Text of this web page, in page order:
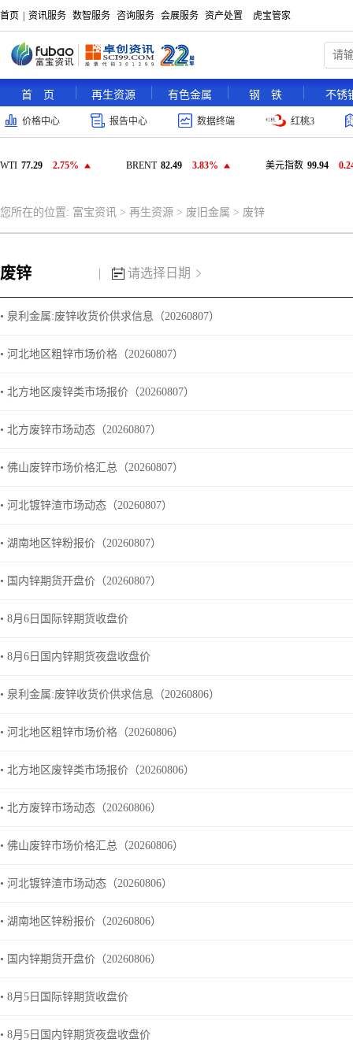
首页 资讯服务 数智服务 咨询服务 会展服务 资产处置 虎宝管家
首 页 再生资源 有色金属 钢 铁 不锈
价格中心 报告中心 数据终端 红桃3
WTI 77.29 2.75% BRENT 82.49 3.83% 美元指数 99.94
您所在的位置: 富宝资讯 > 再生资源 > 废旧金属 > 废锌
废锌 | 请选择日期
• 泉利金属:废锌收货价供求信息（20260807）
• 河北地区粗锌市场价格（20260807）
• 北方地区废锌类市场报价（20260807）
• 北方废锌市场动态（20260807）
• 佛山废锌市场价格汇总（20260807）
• 河北镀锌渣市场动态（20260807）
• 湖南地区锌粉报价（20260807）
• 国内锌期货开盘价（20260807）
• 8月6日国际锌期货收盘价
• 8月6日国内锌期货夜盘收盘价
• 泉利金属:废锌收货价供求信息（20260806）
• 河北地区粗锌市场价格（20260806）
• 北方地区废锌类市场报价（20260806）
• 北方废锌市场动态（20260806）
• 佛山废锌市场价格汇总（20260806）
• 河北镀锌渣市场动态（20260806）
• 湖南地区锌粉报价（20260806）
• 国内锌期货开盘价（20260806）
• 8月5日国际锌期货收盘价
• 8月5日国内锌期货夜盘收盘价